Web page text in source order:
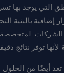
التي يوجد بها
إضافية بالبنية
الشركات
لأنها توفر نتائج
تعد أيضًا من الحلول